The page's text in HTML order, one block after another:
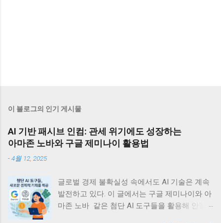
이 블로그의 인기 게시물
AI 기반 패시브 인컴: 관세 위기에도 성장하는
아마존 노바와 구글 제미나이 활용법
-4월 12, 2025
글로벌 경제 불확실성 속에서도 AI 기술은 계속
발전하고 있다. 이 글에서는 구글 제미나이와 아
마존 노바 같은 첨단 AI 도구들을 활용해 안정